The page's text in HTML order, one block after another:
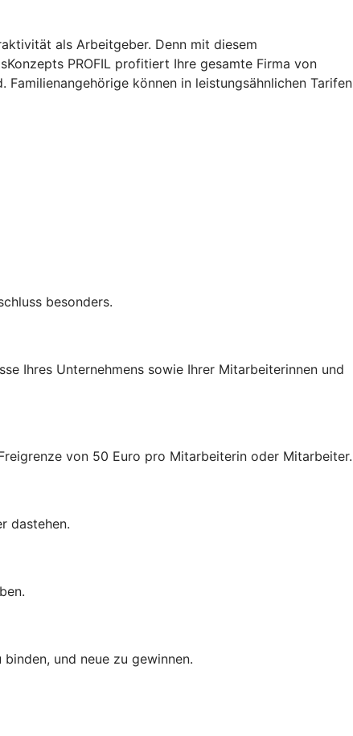
als Arbeitgeber. Denn mit diesem
PROFIL profitiert Ihre gesamte Firma von
können in leistungsähnlichen Tarifen
besonders.
Ihres Unternehmens sowie Ihrer Mitarbeiterinnen und
von 50 Euro pro Mitarbeiterin oder Mitarbeiter.
dastehen.
und neue zu gewinnen.